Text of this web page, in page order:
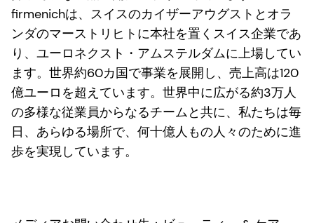
firmenichは、スイスのカイザーアウグストとオラ
ンダのマーストリヒトに本社を置くスイス企業であ
り、ユーロネクスト・アムステルダムに上場してい
ます。世界約60カ国で事業を展開し、売上高は120
億ユーロを超えています。世界中に広がる約3万人
の多様な従業員からなるチームと共に、私たちは毎
日、あらゆる場所で、何十億人もの人々のために進
歩を実現しています。